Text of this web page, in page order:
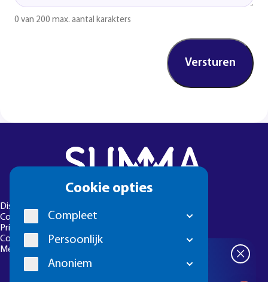
Cookie opties
Compleet
Persoonlijk
Anoniem
0 van 200 max. aantal karakters
Disclaimer
Colofon
Privacyverklaring
Cookie-instellingen
Meld een foutje
×